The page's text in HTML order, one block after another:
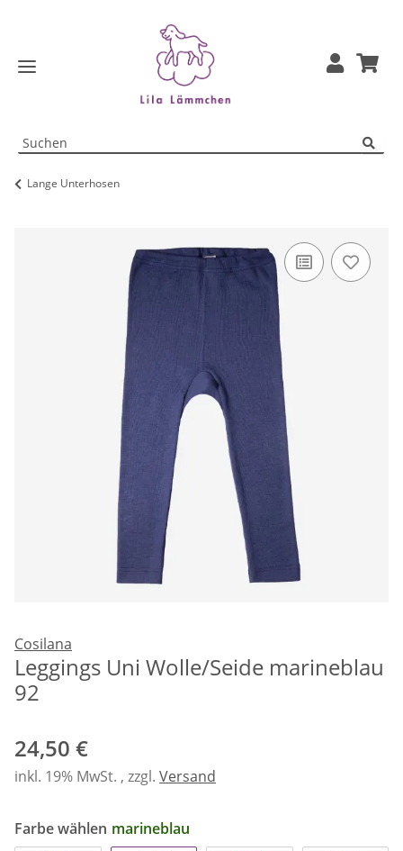
Lange Unterhosen
Cosilana
Leggings Uni Wolle/Seide marineblau
92
24,50 €
inkl. 19% MwSt. , zzgl. Versand
Farbe wählen marineblau